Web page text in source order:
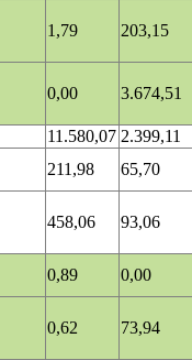
1,79 203,15
0,00 3.674,51
11.580,07 2.399,11
211,98
65,70
458,06 93,06
0,89
0,00
0,62 73,94